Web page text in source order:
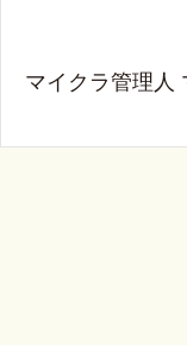
マイクラ管理人